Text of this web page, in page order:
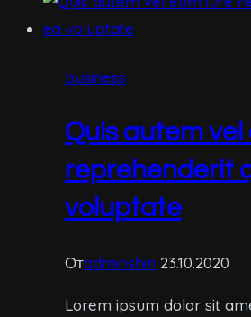
et
dignissimos
ducimus
business
Quis autem vel
reprehenderit
voluptate
Отadminshin 23.10.2020
Lorem ipsum dolor sit